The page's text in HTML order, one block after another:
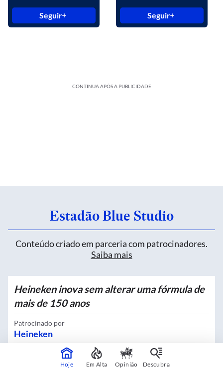
Seguir Seguir
CONTINUA APÓS A PUBLICIDADE
Estadão Blue Studio
Conteúdo criado em parceria com patrocinadores.
Saiba mais
Heineken inova sem alterar uma fórmula de
mais de 150 anos
Patrocinado por
Heineken
Hoje Em Alta Opinião Descubra